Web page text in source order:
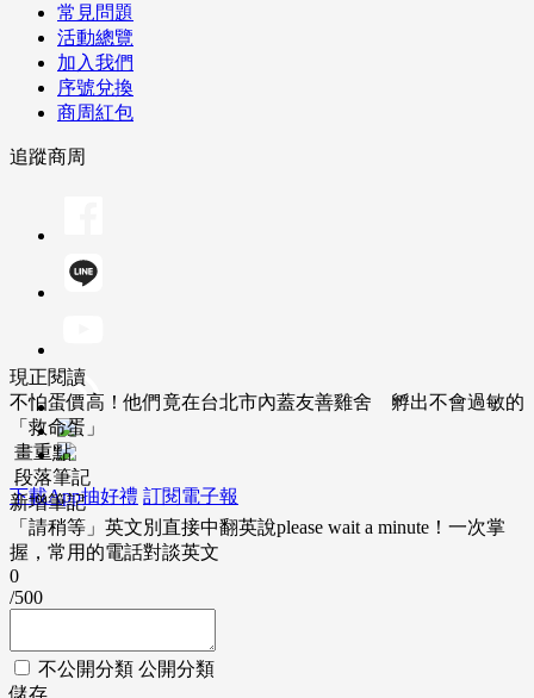
常見問題
活動總覽
加入我們
序號兌換
商周紅包
追蹤商周
下載App抽好禮 訂閱電子報
現正閱讀
不怕蛋價高！他們竟在台北市內蓋友善雞舍 孵出不會過敏的
「救命蛋」
畫重點
段落筆記
新增筆記
「請稍等」英文別直接中翻英說please wait a minute！一次掌
握，常用的電話對談英文
0
/500
不公開分類 公開分類
儲存